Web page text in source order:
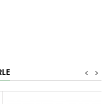
>
<